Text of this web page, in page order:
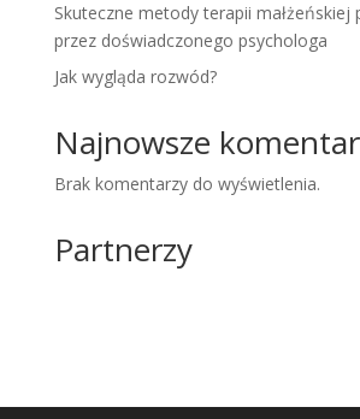
Skuteczne metody terapii małżeńskiej
przez doświadczonego psychologa
Jak wygląda rozwód?
Najnowsze
Brak komentarzy do wyświetlenia.
Partnerzy